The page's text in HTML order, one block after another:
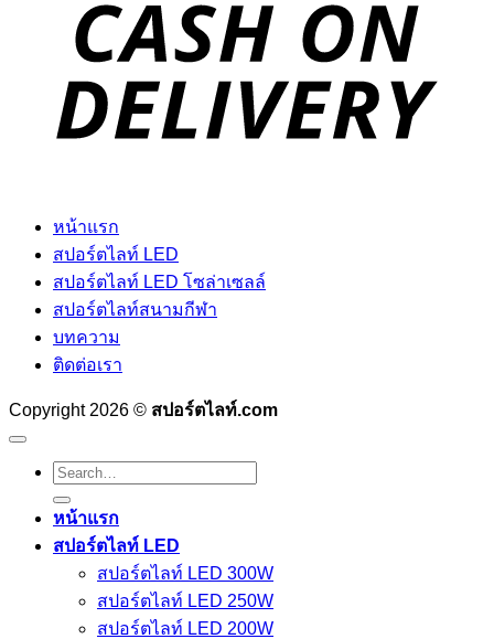
หน้าแรก
สปอร์ตไลท์ LED
สปอร์ตไลท์ LED โซล่าเซลล์
สปอร์ตไลท์สนามกีฬา
บทความ
ติดต่อเรา
Copyright 2026 © สปอร์ตไลท์.com
Search
for:
หน้าแรก
สปอร์ตไลท์ LED
สปอร์ตไลท์ LED 300W
สปอร์ตไลท์ LED 250W
สปอร์ตไลท์ LED 200W